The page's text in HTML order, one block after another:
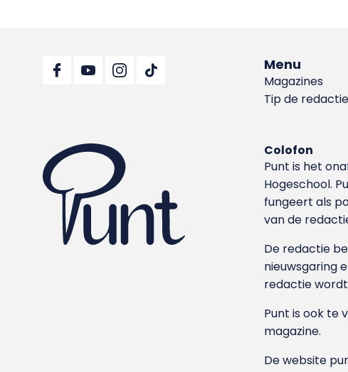
Menu
Magazines
Tip de redactie
Colofon
Punt is het
Hoge­school.
fungeert als
van de
De redactie
nieuwsgaring
redactie
Punt is ook te
magazine.
De website